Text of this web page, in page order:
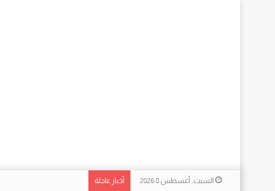
السبت, أغسطس 8 2026 أخبار عاجلة